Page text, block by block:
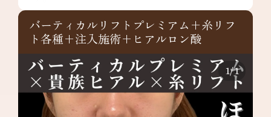
バーティカルリフトプレミアム+糸リフ
ト各種+注入施術+ヒアルロン酸
1/1